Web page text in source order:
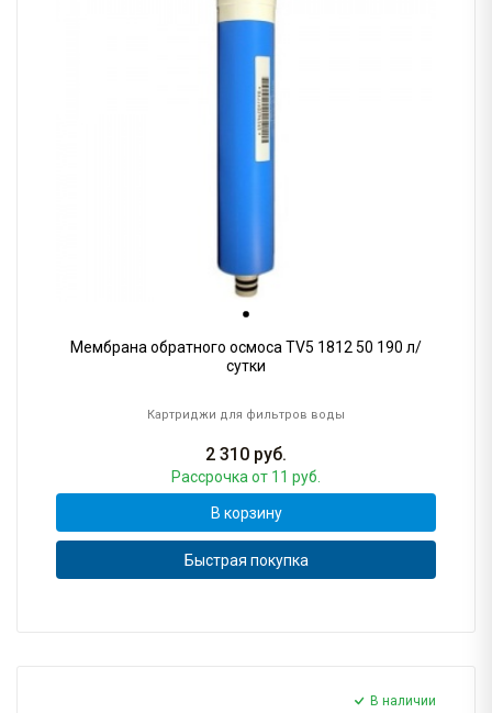
Мембрана обратного осмоса TV5 1812 50 190 л/
сутки
Картриджи для фильтров воды
2 310 руб.
Рассрочка от 11 руб.
В корзину
Быстрая покупка
В наличии